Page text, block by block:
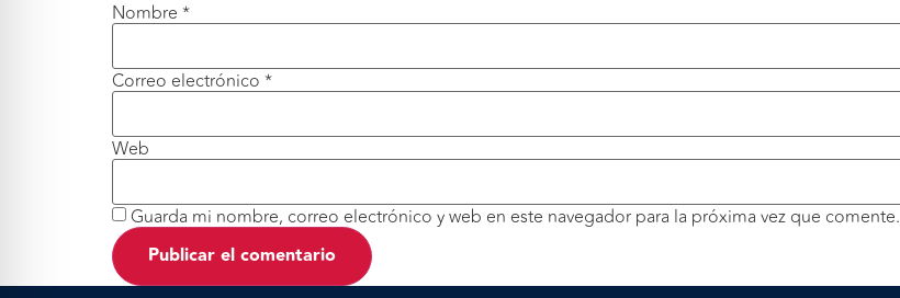
Nombre *
Correo electrónico *
Web
Guarda mi nombre, correo electrónico y web en este navegador para la próxima vez que comente.